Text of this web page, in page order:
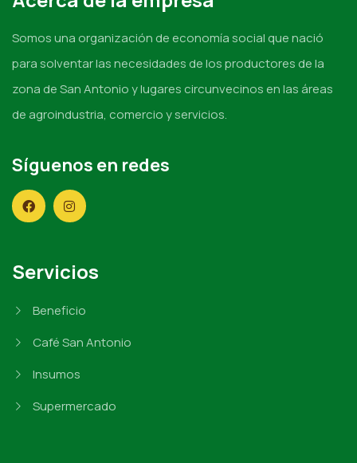
Somos una organización de economía social que nació
para solventar las necesidades de los productores de la
zona de San Antonio y lugares circunvecinos en las áreas
de agroindustria, comercio y servicios.
Síguenos en redes
Servicios
Beneficio
Café San Antonio
Insumos
Supermercado